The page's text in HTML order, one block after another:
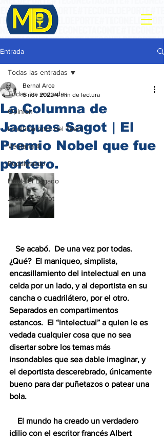
Entrada
Todas las entradas
Opinión
La ultima hora del Team
Ventana 4
Pedaleando
Habla el Legado
Jacques Sagot
Todas las entradas
La Columna de
Jacques Sagot | El
Premio Nobel que fue
portero.
Bernal Arce
6 nov 2022 4 min de lectura
¿Qué?  El maniqueo, simplista,
encasillamiento del intelectual en una
celda por un lado, y al deportista en su
cancha o cuadrilátero, por el otro.
Separados en compartimentos
estancos.  El “intelectual” a quien le es
vedada cualquier cosa que no sea
disertar sobre los temas más
insondables que sea dable imaginar, y
el deportista descerebrado, únicamente
bueno para dar puñetazos o patear una
bola.
idilio con el escritor francés Albert